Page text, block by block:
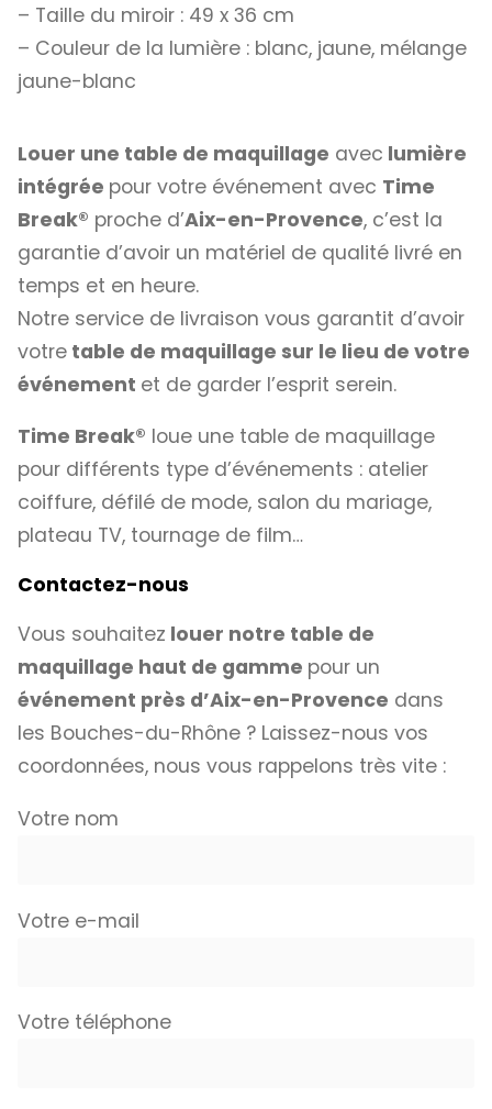
– Taille du miroir : 49 x 36 cm
– Couleur de la lumière : blanc, jaune, mélange
jaune-blanc
Louer une table de maquillage avec lumière
intégrée pour votre événement avec Time
Break® proche d’Aix-en-Provence, c’est la
garantie d’avoir un matériel de qualité livré en
temps et en heure.
Notre service de livraison vous garantit d’avoir
votre table de maquillage sur le lieu de votre
événement et de garder l’esprit serein.
Time Break® loue une table de maquillage
pour différents type d’événements : atelier
coiffure, défilé de mode, salon du mariage,
plateau TV, tournage de film…
Contactez-nous
Vous souhaitez louer notre table de
maquillage haut de gamme pour un
événement près d’Aix-en-Provence dans
les Bouches-du-Rhône ? Laissez-nous vos
coordonnées, nous vous rappelons très vite :
Votre nom
Votre e-mail
Votre téléphone